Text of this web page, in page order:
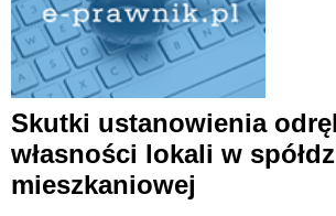
Skutki ustanowienia
własności lokali w
mieszkaniowej